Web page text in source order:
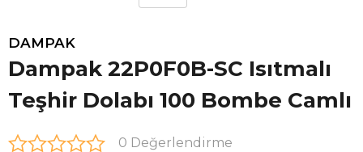
DAMPAK
Dampak 22P0F0B-SC Isıtmalı
Teşhir Dolabı 100 Bombe Camlı
0 Değerlendirme